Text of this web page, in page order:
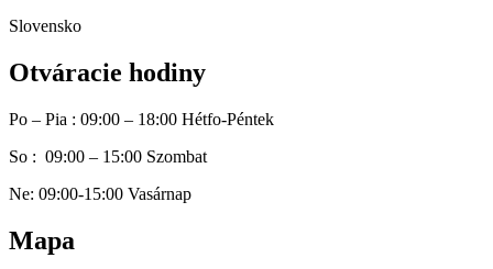
Slovensko
Otváracie hodiny
Po – Pia : 09:00 – 18:00 Hétfo-Péntek
So : 09:00 – 15:00 Szombat
Ne: 09:00-15:00 Vasárnap
Mapa